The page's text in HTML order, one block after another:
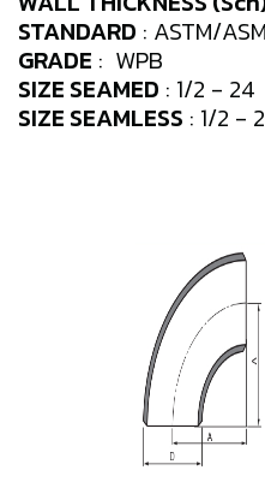
STANDARD : ASTM/
GRADE : WPB
SIZE SEAMED : 1/2 -
SIZE SEAMLESS : 1/2 -